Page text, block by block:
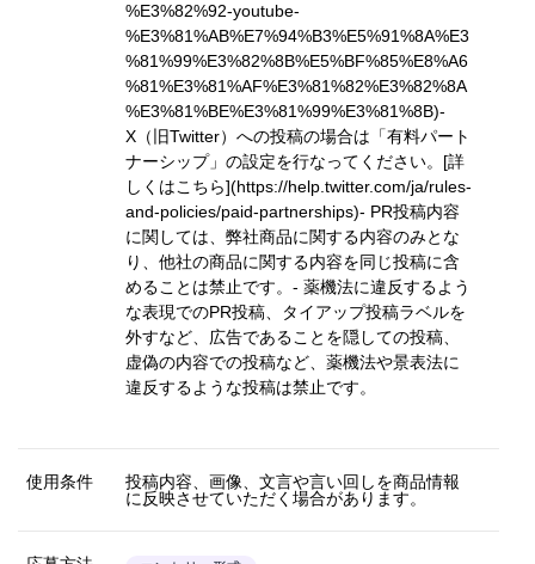
%E3%82%92-youtube-
%E3%81%AB%E7%94%B3%E5%91%8A%E3
%81%99%E3%82%8B%E5%BF%85%E8%A6
%81%E3%81%AF%E3%81%82%E3%82%8A
%E3%81%BE%E3%81%99%E3%81%8B)-
X（旧Twitter）への投稿の場合は「有料パート
ナーシップ」の設定を行なってください。 [詳
しくはこちら](https://help.twitter.com/ja/rules-
and-policies/paid-partnerships)- PR投稿内容
に関しては、弊社商品に関する内容のみとな
り、他社の商品に関する内容を同じ投稿に含
めることは禁止です。- 薬機法に違反するよう
な表現でのPR投稿、タイアップ投稿ラベルを
外すなど、広告であることを隠しての投稿、
虚偽の内容での投稿など、薬機法や景表法に
違反するような投稿は禁止です。
使用条件
投稿内容、画像、文言や言い回しを商品情報
に反映させていただく場合があります。